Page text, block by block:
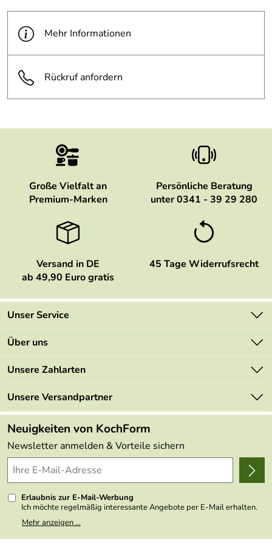
Inhalt. Zum Öffnen Verschluss langsam aufdrehen. - Nicht
mit kohlensäurehaltigen Getränken befüllen – Gefahr
durch Überdruck. - Zubereitungsart und
Aufbewahrungsdauer beachten, insbesondere bei
Gesundheitsgefahr durch Keimbildung. - Nicht in die
Mehr Informationen
Rückruf anfordern
Große Vielfalt an
Premium-Marken
Persönliche Beratung
unter 0341 - 39 29 280
Versand in DE
ab 49,90 Euro gratis
45 Tage Widerrufsrecht
Unser Service
Kontakt
Mehrwertsteuerfrei
Retourenportal
FAQs
Lieferbedingungen
Delivery Terms
Kundenlogin
Über uns
Marken
Angebote
Made in Germany
Themen
Wir über uns
Presse
Unsere Zahlarten
Unsere Versandpartner
Neuigkeiten von KochForm
Newsletter anmelden & Vorteile sichern
Erlaubnis zur E-Mail-Werbung
Ich möchte regelmäßig interessante Angebote per E-Mail erhalten.
Meine E-Mail-Adresse wird nicht an andere Unternehmen
weitergegeben. Zu statistischen Zwecken wird in anonymer Form
Mehr anzeigen ...